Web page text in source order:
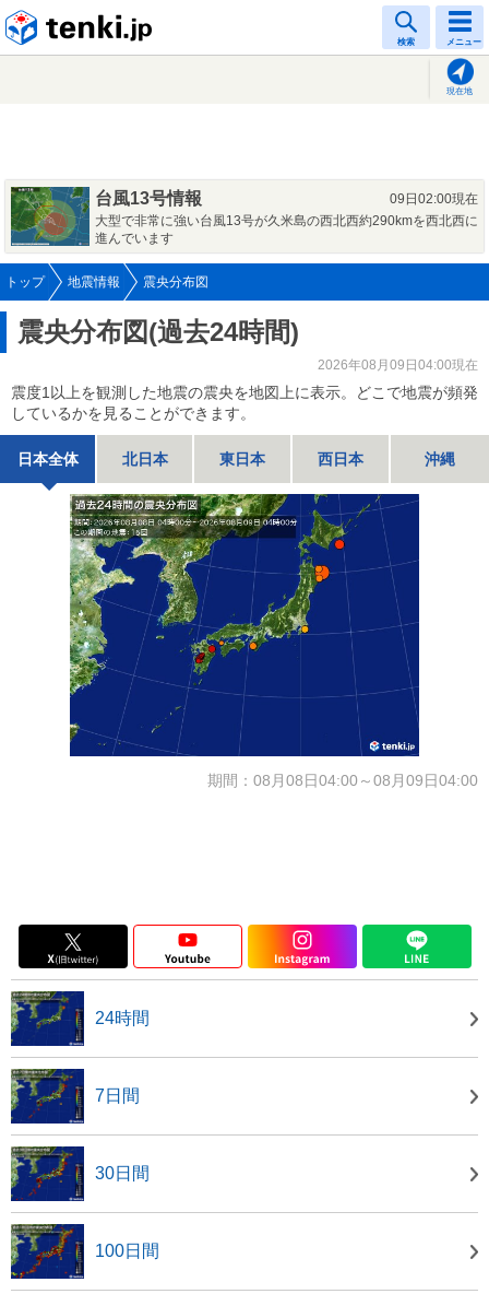
検索 メニュー
現在地
台風13号情報
09日02:00現在
大型で非常に強い台風13号が久米島の西北西約290kmを西北西に
進んでいます
トップ 地震情報 震央分布図
震央分布図(過去24時間)
2026年08月09日04:00現在
震度1以上を観測した地震の震央を地図上に表示。どこで地震が頻発
しているかを見ることができます。
日本全体 北日本 東日本 西日本 沖縄
期間：08月08日04:00～08月09日04:00
24時間
7日間
30日間
100日間